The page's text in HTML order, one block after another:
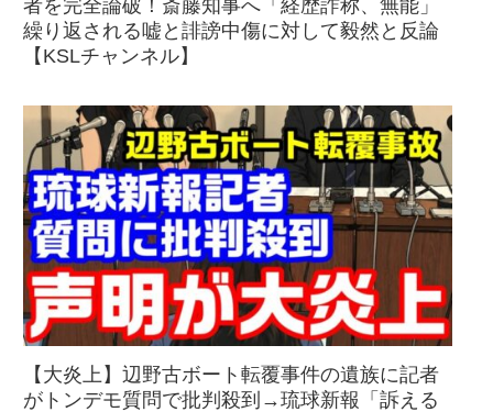
者を完全論破！斎藤知事へ「経歴詐称、無能」
繰り返される嘘と誹謗中傷に対して毅然と反論
【KSLチャンネル】
【大炎上】辺野古ボート転覆事件の遺族に記者
がトンデモ質問で批判殺到→琉球新報「訴える